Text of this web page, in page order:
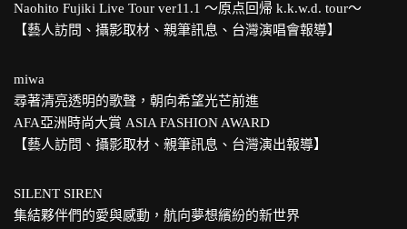
Naohito Fujiki Live Tour ver11.1 ～原点回帰 k.k.w.d. tour～
【藝人訪問、攝影取材、親筆訊息、台灣演唱會報導】
miwa
尋著清亮透明的歌聲，朝向希望光芒前進
AFA亞洲時尚大賞 ASIA FASHION AWARD
【藝人訪問、攝影取材、親筆訊息、台灣演出報導】
SILENT SIREN
集結夥伴們的愛與感動，航向夢想繽紛的新世界